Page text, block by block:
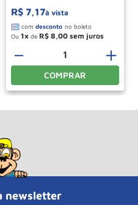
R$ 7,17à vista
Ou 1 de R$ 8,00
＋
－
COMPRAR
newsletter